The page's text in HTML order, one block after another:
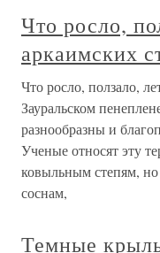
Что росло,
аркаимских
Что росло, ползало,
Зауральском
разнообразны и
Ученые относят эту
ковыльным степям, но
соснам,
Темные